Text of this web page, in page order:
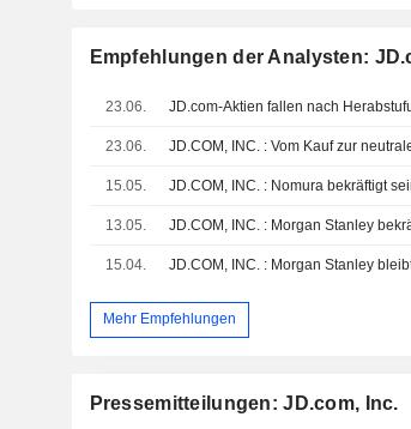
Empfehlungen der Analysten:
23.06. JD.com-Aktien fallen nach
23.06. JD.COM, INC. : Vom Kauf zur
15.05. JD.COM, INC. : Nomura bekräftigt
13.05. JD.COM, INC. : Morgan Stanley
15.04. JD.COM, INC. : Morgan Stanley
Mehr Empfehlungen
Pressemitteilungen: JD.com, Inc.